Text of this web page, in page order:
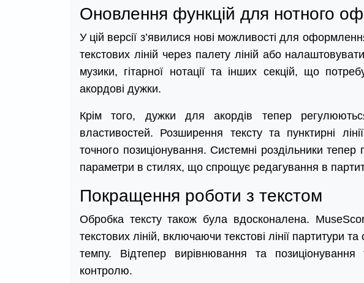
Оновлення функцій для нотного
У цій версії з’явилися нові можливості для
текстових ліній через палету ліній або
музики, гітарної нотації та інших секцій, що
акордові дужки.
Крім того, дужки для акордів тепер
властивостей. Розширення тексту та пунктирні
точного позиціонування. Системні роздільники тепер
параметри в стилях, що спрощує редагування в
Покращення роботи з текстом
Обробка тексту також була вдосконалена.
текстових ліній, включаючи текстові лінії партитури
темпу. Відтепер вирівнювання та
контролю.